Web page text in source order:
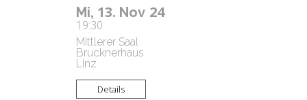
Mi, 13. Nov 24
19:30
Mittlerer Saal
Brucknerhaus
Linz
Details